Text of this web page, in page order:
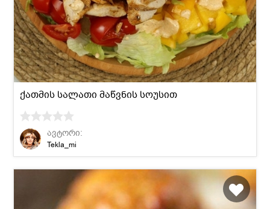
ქათმის სალათი მაწვნის სოუსით
ავტორი:
Tekla_mi